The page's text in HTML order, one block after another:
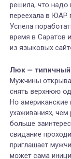
решила, что надо
переехала в ЮАР
Успела
время в Саратов
из языковых
Люк —
Мужчины
снять верхнюю
Но
ухаживаниях,
больше
свидание
приглашает
может сама